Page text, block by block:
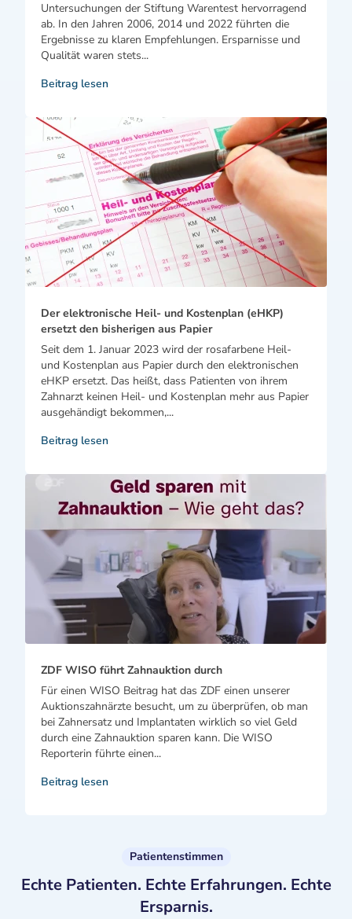
Untersuchungen der Stiftung Warentest hervorragend
ab. In den Jahren 2006, 2014 und 2022 führten die
Ergebnisse zu klaren Empfehlungen. Ersparnisse und
Qualität waren stets...
Beitrag lesen
Der elektronische Heil- und Kostenplan (eHKP)
ersetzt den bisherigen aus Papier
Seit dem 1. Januar 2023 wird der rosafarbene Heil-
und Kostenplan aus Papier durch den elektronischen
eHKP ersetzt. Das heißt, dass Patienten von ihrem
Zahnarzt keinen Heil- und Kostenplan mehr aus Papier
ausgehändigt bekommen,...
Beitrag lesen
ZDF WISO führt Zahnauktion durch
Für einen WISO Beitrag hat das ZDF einen unserer
Auktionszahnärzte besucht, um zu überprüfen, ob man
bei Zahnersatz und Implantaten wirklich so viel Geld
durch eine Zahnauktion sparen kann. Die WISO
Reporterin führte einen...
Beitrag lesen
Patientenstimmen
Echte Patienten. Echte Erfahrungen. Echte
Ersparnis.